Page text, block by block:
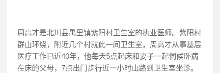
周高才是北川县禹里镇紫阳村卫生室的执业医师。紫阳村
群山环绕，附近几个村就此一间卫生室。周高才从事基层
医疗工作已近40年，他每天5点起床和妻子一起伺候卧病
在床的父母，7点出门步行近一小时山路到卫生室坐诊。